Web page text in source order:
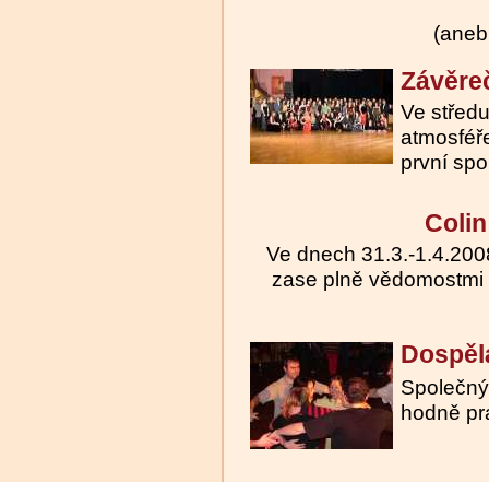
Ve
první
Ve dnech 31.3.-
zase plně
hodně